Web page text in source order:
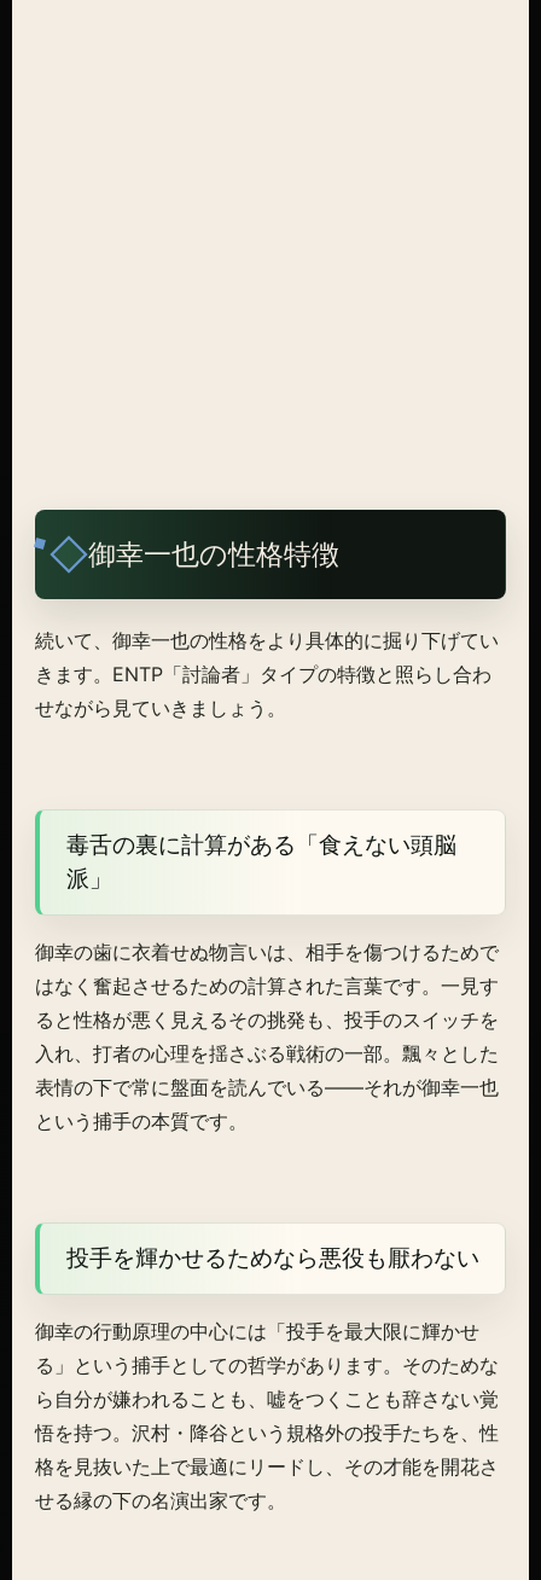
御幸一也の性格特徴
続いて、御幸一也の性格をより具体的に掘り下げてい
きます。ENTP「討論者」タイプの特徴と照らし合わ
せながら見ていきましょう。
毒舌の裏に計算がある「食えない頭脳
派」
御幸の歯に衣着せぬ物言いは、相手を傷つけるためで
はなく奮起させるための計算された言葉です。一見す
ると性格が悪く見えるその挑発も、投手のスイッチを
入れ、打者の心理を揺さぶる戦術の一部。飄々とした
表情の下で常に盤面を読んでいる——それが御幸一也
という捕手の本質です。
投手を輝かせるためなら悪役も厭わない
御幸の行動原理の中心には「投手を最大限に輝かせ
る」という捕手としての哲学があります。そのためな
ら自分が嫌われることも、嘘をつくことも辞さない覚
悟を持つ。沢村・降谷という規格外の投手たちを、性
格を見抜いた上で最適にリードし、その才能を開花さ
せる縁の下の名演出家です。